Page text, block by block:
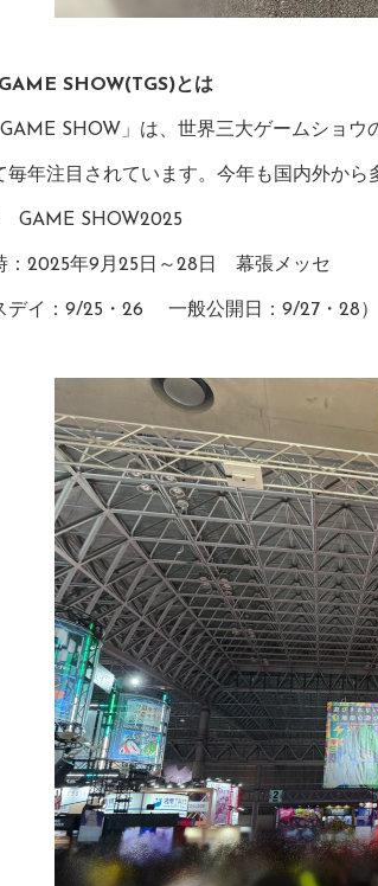
SHOW(TGS)とは
SHOW」は、世界三大ゲームショウ
毎年注目されています。今年も国内外か
SHOW2025
2025年9月25日～28日 幕張メッセ
イ：9/25・26 一般公開日：9/27・28）